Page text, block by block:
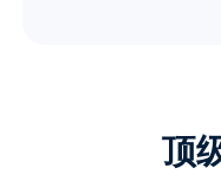
顶